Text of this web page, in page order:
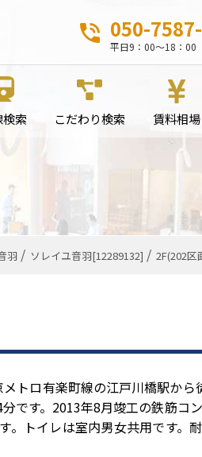
050-
平日9：00～18：00
索 こだわり検索 賃料相場
羽 ソレイユ音羽[12289132] 2F(202区
トロ有楽町線の江戸川橋駅から
です。2013年8月竣工の鉄筋コ
。トイレは室内男女共用です。